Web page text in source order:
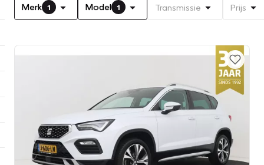
Merk 1 Model 1 Transmissie Prijs